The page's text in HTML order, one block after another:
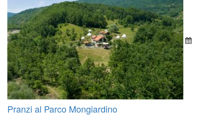
Pranzi al Parco Mongiardino